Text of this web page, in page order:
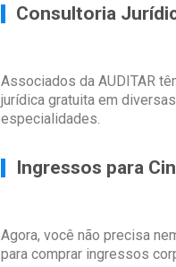
Consultoria
Associados da AUDITAR
jurídica gratuita em diversas
especialidades.
Ingressos para
Agora, você não precisa
para comprar ingressos